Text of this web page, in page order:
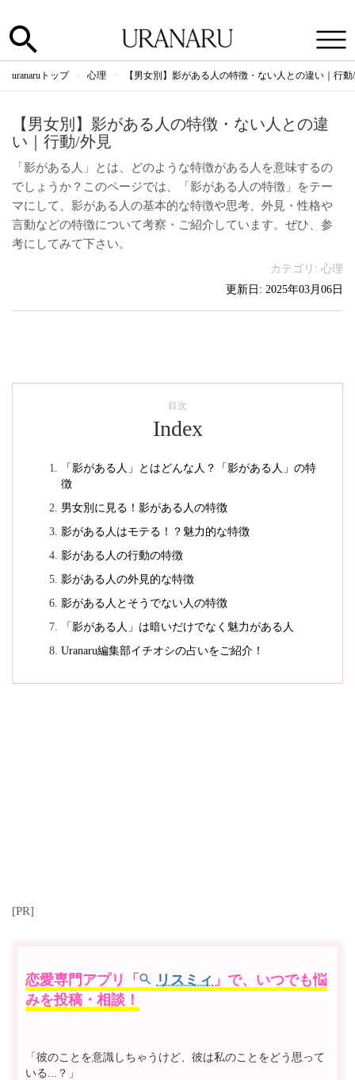
uranaruトップ 心理 【男女別】影がある人の特徴・ない人との違い｜行動
【男女別】影がある人の特徴・ない人との違
い｜行動/外見
「影がある人」とは、どのような特徴がある人を意味するの
でしょうか？このページでは、「影がある人の特徴」をテー
マにして、影がある人の基本的な特徴や思考、外見・性格や
言動などの特徴について考察・ご紹介しています。ぜひ、参
考にしてみて下さい。
カテゴリ: 心理
更新日: 2025年03月06日
目次
Index
「影がある人」とはどんな人？「影がある人」の特
徴
男女別に見る！影がある人の特徴
影がある人はモテる！？魅力的な特徴
影がある人の行動の特徴
影がある人の外見的な特徴
影がある人とそうでない人の特徴
「影がある人」は暗いだけでなく魅力がある人
Uranaru編集部イチオシの占いをご紹介！
[PR]
恋愛専門アプリ「 リスミィ 」で、いつでも悩
みを投稿・相談！
「彼のことを意識しちゃうけど、彼は私のことをどう思って
いる...？」